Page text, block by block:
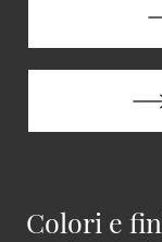
Colori e